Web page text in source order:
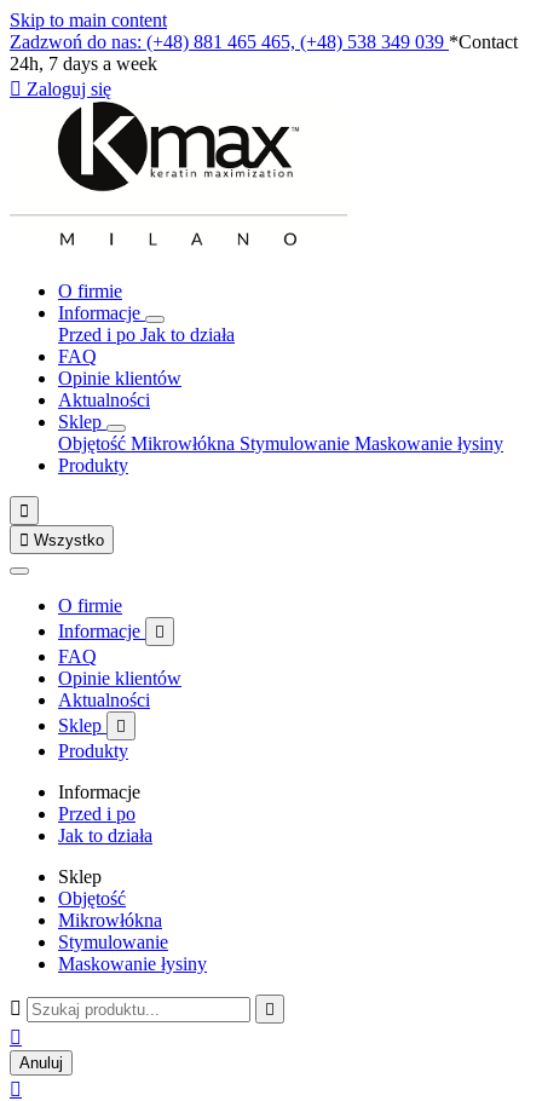
Skip to main content
Zadzwoń do nas: (+48) 881 465 465, (+48) 538 349 039 *Contact
24h, 7 days a week
 Zaloguj się
O firmie
Informacje
Przed i po Jak to działa
FAQ
Opinie klientów
Aktualności
Sklep
Objętość Mikrowłókna Stymulowanie Maskowanie łysiny
Produkty

 Wszystko
O firmie
Informacje

FAQ
Opinie klientów
Aktualności
Sklep

Produkty
Informacje
Przed i po
Jak to działa
Sklep
Objętość
Mikrowłókna
Stymulowanie
Maskowanie łysiny
 

Anuluj
